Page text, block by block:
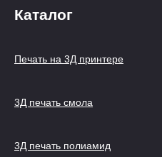
Каталог
Печать на 3Д принтере
3Д печать смола
3Д печать полиамид